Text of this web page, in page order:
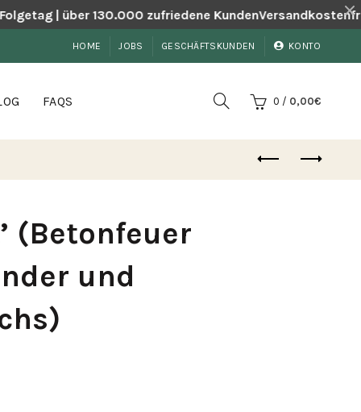
| über 130.000 zufriedene KundenVersandkostenfrei
HOME JOBS GESCHÄFTSKUNDEN KONTO
FAQS 0 / 0,00€
(Betonfeuer
und